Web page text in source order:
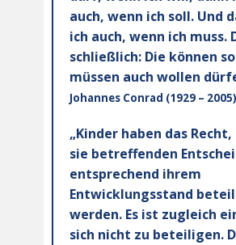
auch, wenn ich soll. Und
ich auch, wenn ich muss.
schließlich: Die können
müssen auch wollen
Johannes Conrad (1929 – 2005)
„Kinder haben das
sie betreffenden
entsprechend ihrem
Entwicklungsstand
werden. Es ist zugleich
sich nicht zu beteiligen.